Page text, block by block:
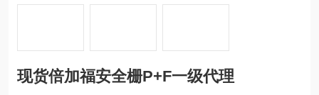
现货倍加福安全栅P+F一级代理